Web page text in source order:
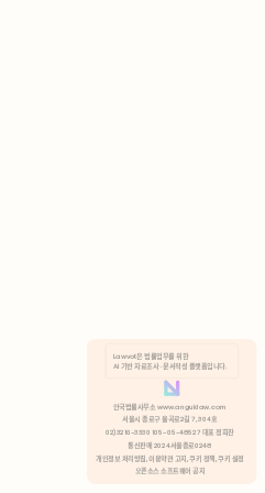
분석 쿠키 허용
Lawvot은 법률업무를 위한
AI 기반 자료조사 · 문서작성 플랫폼입니다.
안국법률사무소 www.anguklaw.com
서울시 종로구 율곡로2길 7, 304호
02)3210-3330 105-05-48527 대표 정희찬
통신판매 2024서울종로0248
개인정보 처리방침, 이용약관 고지, 쿠키 정책, 쿠키 설정
오픈소스 소프트웨어 공지